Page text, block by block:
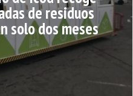
de residuos
solo dos meses